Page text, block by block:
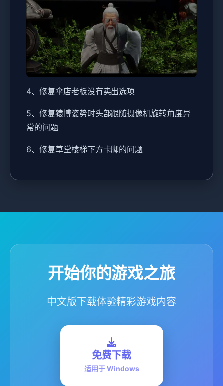
4、修复伞店老板没有卖出选项
5、修复猿博姿势时头部跟随摄像机旋转角度异
常的问题
6、修复草堂楼梯下方卡脚的问题
开始你的游戏之旅
中文版下载体验精彩游戏内容
免费下载
适用于 Windows